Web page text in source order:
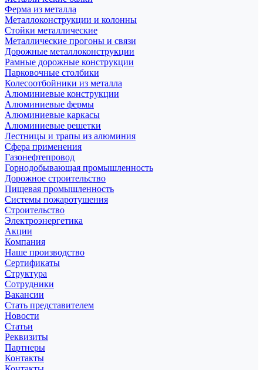
Ферма из металла
Металлоконструкции и колонны
Стойки металлические
Металлические прогоны и связи
Дорожные металлоконструкции
Рамные дорожные конструкции
Парковочные столбики
Колесоотбойники из металла
Алюминиевые конструкции
Алюминиевые фермы
Алюминиевые каркасы
Алюминиевые решетки
Лестницы и трапы из алюминия
Сфера применения
Газонефтепровод
Горнодобывающая промышленность
Дорожное строительство
Пищевая промышленность
Системы пожаротушения
Строительство
Электроэнергетика
Акции
Компания
Наше производство
Сертификаты
Структура
Сотрудники
Вакансии
Стать представителем
Новости
Статьи
Реквизиты
Партнеры
Контакты